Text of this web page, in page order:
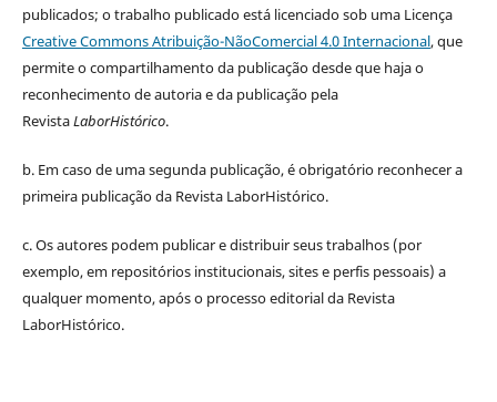
publicados; o trabalho publicado está licenciado sob uma Licença
Creative Commons Atribuição-NãoComercial 4.0 Internacional, que
permite o compartilhamento da publicação desde que haja o
reconhecimento de autoria e da publicação pela
RevistaLaborHistórico.
b. Em caso de uma segunda publicação, é obrigatório reconhecer a
primeira publicação da Revista LaborHistórico.
c. Os autores podem publicar e distribuir seus trabalhos (por
exemplo, em repositórios institucionais, sites e perfis pessoais) a
qualquer momento, após o processo editorial da Revista
LaborHistórico.